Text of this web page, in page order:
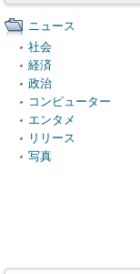
ニュース
社会
経済
政治
コンピューター
エンタメ
リリース
写真